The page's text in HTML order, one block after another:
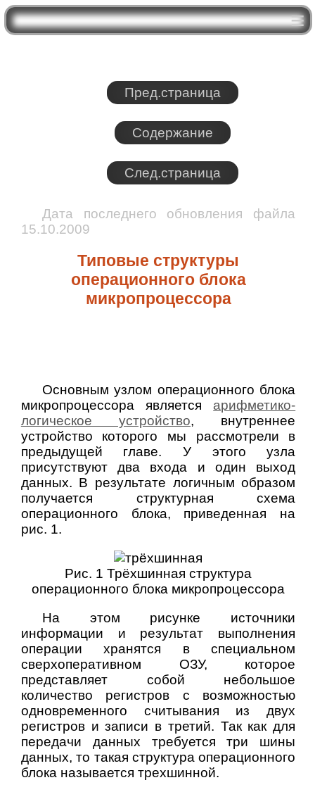
Пред.страница
Содержание
След.страница
Дата последнего обновления файла
15.10.2009
Типовые структуры
операционного блока
микропроцессора
Основным узлом операционного блока
микропроцессора является арифметико-
логическое устройство, внутреннее
устройство которого мы рассмотрели в
предыдущей главе. У этого узла
присутствуют два входа и один выход
данных. В результате логичным образом
получается структурная схема
операционного блока, приведенная на
рис. 1.
Рис. 1 Трёхшинная структура
операционного блока микропроцессора
На этом рисунке источники
информации и результат выполнения
операции хранятся в специальном
сверхоперативном ОЗУ, которое
представляет собой небольшое
количество регистров с возможностью
одновременного считывания из двух
регистров и записи в третий. Так как для
передачи данных требуется три шины
данных, то такая структура операционного
блока называется трехшинной.